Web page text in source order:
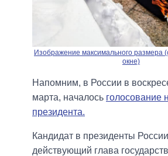
Изображение максимального размера
окне)
Напомним, в России в
марта, началось голосование
президента.
Кандидат в президенты
действующий глава